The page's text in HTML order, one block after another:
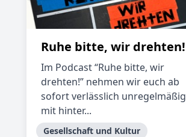
Ruhe bitte, wir drehten!
Im Podcast “Ruhe bitte, wir
drehten!” nehmen wir euch ab
sofort verlässlich unregelmäßig
mit hinter...
Gesellschaft und Kultur